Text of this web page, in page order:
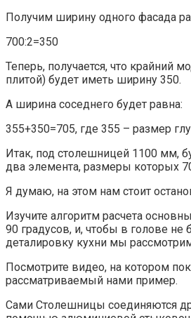
Получим ширину одного фасада
700:2=350
Теперь, получается, что крайний
плитой) будет иметь ширину 350.
А ширина соседнего будет равна:
355+350=705, где 355 – размер
Итак, под столешницей 1100 мм,
два элемента, размеры которых
Я думаю, на этом нам стоит
Изучите алгоритм расчета
90 градусов, и, чтобы в голове не
деталировку кухни мы
Посмотрите видео, на котором
рассматриваемый нами пример.
Сами Столешницы соединяются